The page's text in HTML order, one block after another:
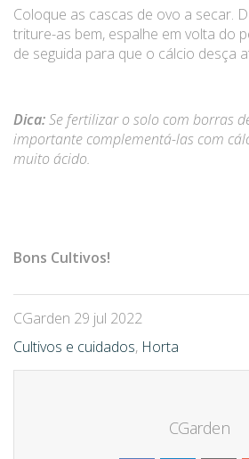
Coloque as cascas de ovo a secar.
triture-as bem, espalhe em volta do
de seguida para que o cálcio desça
Dica:Se fertilizar o solo com borras
importante complementá-las com
muito ácido.
Bons Cultivos!
CGarden 29 jul 2022
Cultivos e cuidados, Horta
CGarden